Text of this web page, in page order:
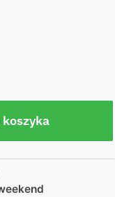
koszyka